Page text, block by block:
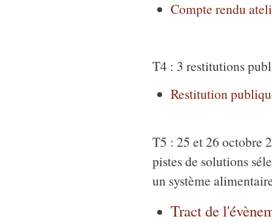
Compte rendu
T4 : 3 restitutions
Restitution
T5 : 25 et 26 octobre
pistes de solutions
un système
Tract de